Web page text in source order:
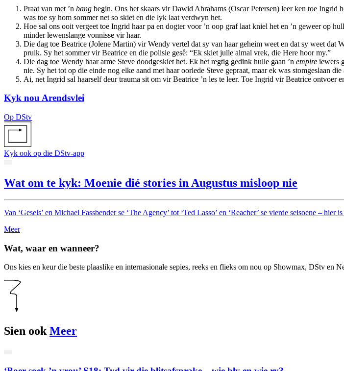
Praat van met ’n bang begin. Ons het skaars vir Dawid Abrahams (Oscar Petersen) leer ken toe
was toe sy hom sommer net so skiet en die lyk laat verdwyn het.
Hoe sal ons ooit vergeet toe Ingrid haar pa en dogter voor ’n oop graf laat kniel het en ’n geweer op
minder lewenslange vonnisse vir haar.
Die dag toe Beatrice (Jolene Martin) vir Wendy vertel dat sy van haar geheim weet en dat sy weet
pruik. Sy het sommer vir Beatrice en die polisie gesê: “Ek skiet julle almal vrek, die Here hoor my.”
Die dag toe Wendy haar arme Steve doodgeskiet het. Ek het regtig gedink hulle gaan ’n empire iewers
nie. Sy het tot op die einde nog elke aand met haar oorlede Steve gepraat, maar ek was stomgeslaan die
Ai, net Ingrid sal haarself deur trauma sit om vir Beatrice ’n les te leer. Toe Ingrid vir Beatrice ontvoer
Kyk nou Arendsvlei
Op DStv
Kyk ook op die DStv-app
Wat om te kyk: Moenie dié stories in Augustus misloop nie
Van ‘Gesels’ en Michael Fassbender se ‘The Agency’ tot ‘Ted Lasso’ en ‘Reacher’ se vierde seisoene –
Meer
Wat, waar en wanneer?
Ons kies en keur die beste plaaslike en internasionale sepies, reeks en flieks om nou op Showmax, DStv en
Sien ook Meer